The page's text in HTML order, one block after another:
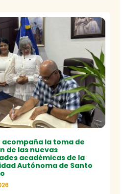
acompaña la toma de
de las nuevas
académicas de la
Autónoma de Santo